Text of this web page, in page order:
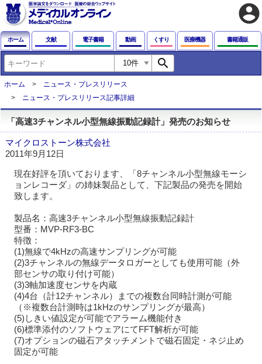
account_circle
ホーム 文献 電子書籍 動画 くすり 医療機器 書籍通販
search
ホーム
ニュース・プレスリリース
ニュース・プレスリリース記事詳細
「高速3チャンネル小型無線振動記録計」発売のお知らせ
マイクロストーン株式会社
2011年9月12日
現在好評を頂いております、「8チャンネル小型無線モーシ
ョンレコーダ」の姉妹製品として、下記製品の発売を開始
致します。
製品名：高速3チャンネル小型無線振動記録計
型番：MVP-RF3-BC
特徴：
(1)無線で4kHzの高速サンプリングが可能
(2)3チャンネルの無線データロガーとしても使用可能（外
部センサの取り付け可能）
(3)3軸加速度センサを内蔵
(4)4台（計12チャンネル）までの複数台同時計測が可能
（※複数台計測時は1kHzのサンプリングが最高）
(5)しきい値設定が可能でアラーム機能付き
(6)標準添付のソフトウェアにてFFT解析が可能
(7)オプションの磁石アタッチメントで磁石固定・ネジ止め
固定が可能